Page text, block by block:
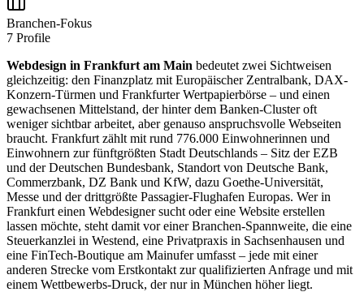
Branchen-Fokus
7 Profile
Webdesign in Frankfurt am Main bedeutet zwei Sichtweisen
gleichzeitig: den Finanzplatz mit Europäischer Zentralbank, DAX-
Konzern-Türmen und Frankfurter Wertpapierbörse – und einen
gewachsenen Mittelstand, der hinter dem Banken-Cluster oft
weniger sichtbar arbeitet, aber genauso anspruchsvolle Webseiten
braucht. Frankfurt zählt mit rund 776.000 Einwohnerinnen und
Einwohnern zur fünftgrößten Stadt Deutschlands – Sitz der EZB
und der Deutschen Bundesbank, Standort von Deutsche Bank,
Commerzbank, DZ Bank und KfW, dazu Goethe-Universität,
Messe und der drittgrößte Passagier-Flughafen Europas. Wer in
Frankfurt einen Webdesigner sucht oder eine Website erstellen
lassen möchte, steht damit vor einer Branchen-Spannweite, die eine
Steuerkanzlei in Westend, eine Privatpraxis in Sachsenhausen und
eine FinTech-Boutique am Mainufer umfasst – jede mit einer
anderen Strecke vom Erstkontakt zur qualifizierten Anfrage und mit
einem Wettbewerbs-Druck, der nur in München höher liegt.